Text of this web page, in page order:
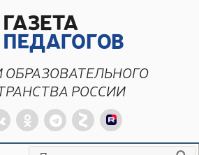
ОБРАЗОВАТЕЛЬНОГО
РОССИИ